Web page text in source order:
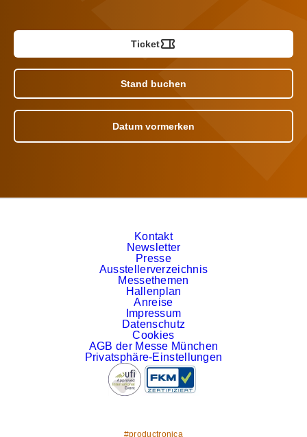
Ticket
Stand buchen
Datum vormerken
Kontakt
Newsletter
Presse
Ausstellerverzeichnis
Messethemen
Hallenplan
Anreise
Impressum
Datenschutz
Cookies
AGB der Messe München
Privatsphäre-Einstellungen
#productronica